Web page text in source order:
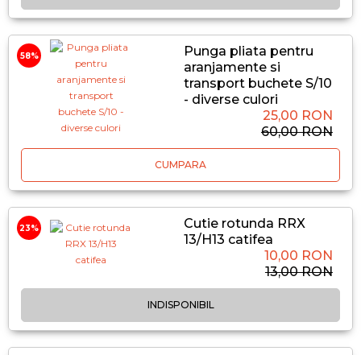
58%
Punga pliata pentru
aranjamente si
transport buchete S/10
- diverse culori
25,00 RON
60,00 RON
CUMPARA
23%
Cutie rotunda RRX
13/H13 catifea
10,00 RON
13,00 RON
INDISPONIBIL